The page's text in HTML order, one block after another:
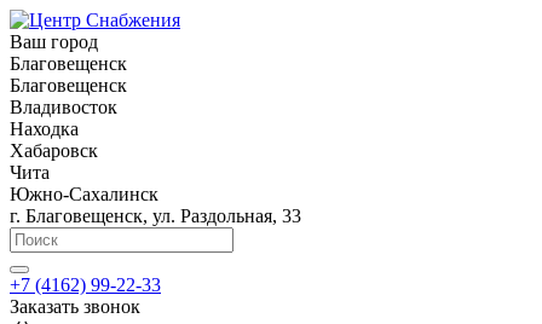
Ваш город
Благовещенск
Благовещенск
Владивосток
Находка
Хабаровск
Чита
Южно-Сахалинск
г. Благовещенск, ул. Раздольная, 33
+7 (4162) 99-22-33
Заказать звонок